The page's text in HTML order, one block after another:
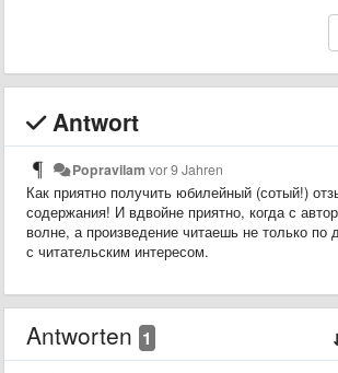
Antwort
Popravilam vor 9 Jahren
Как приятно получить юбилейный (сотый!)
содержания! И вдвойне приятно, когда с
волне, а произведение читаешь не только по
с читательским интересом.
Antworten 1